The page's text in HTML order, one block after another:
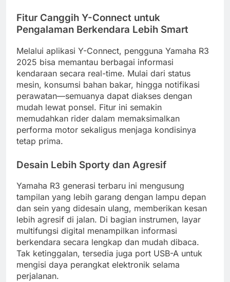
Fitur Canggih Y-Connect untuk
Pengalaman Berkendara Lebih Smart
Melalui aplikasi Y-Connect, pengguna Yamaha R3
2025 bisa memantau berbagai informasi
kendaraan secara real-time. Mulai dari status
mesin, konsumsi bahan bakar, hingga notifikasi
perawatan—semuanya dapat diakses dengan
mudah lewat ponsel. Fitur ini semakin
memudahkan rider dalam memaksimalkan
performa motor sekaligus menjaga kondisinya
tetap prima.
Desain Lebih Sporty dan Agresif
Yamaha R3 generasi terbaru ini mengusung
tampilan yang lebih garang dengan lampu depan
dan sein yang didesain ulang, memberikan kesan
lebih agresif di jalan. Di bagian instrumen, layar
multifungsi digital menampilkan informasi
berkendara secara lengkap dan mudah dibaca.
Tak ketinggalan, tersedia juga port USB-A untuk
mengisi daya perangkat elektronik selama
perjalanan.